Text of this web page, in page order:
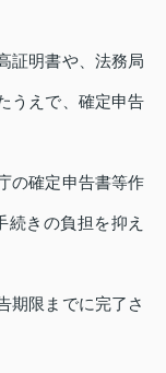
証明書や、法務局
うえで、確定申告
の確定申告書等作
続きの負担を抑え
期限までに完了さ